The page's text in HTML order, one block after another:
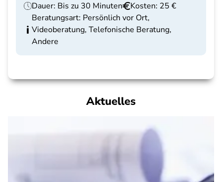
Dauer: Bis zu 30 Minuten
Kosten: 25 €
Beratungsart: Persönlich vor Ort,
Videoberatung, Telefonische Beratung,
Andere
Aktuelles